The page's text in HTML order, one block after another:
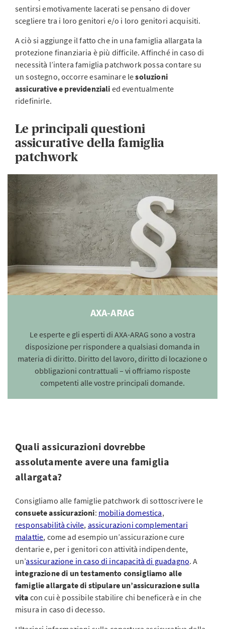
sentirsi emotivamente lacerati se pensano di dover
scegliere tra i loro genitori e/o i loro genitori acquisiti.
A ciò si aggiunge il fatto che in una famiglia allargata la
protezione finanziaria è più difficile. Affinché in caso di
necessità l’intera famiglia patchwork possa contare su
un sostegno, occorre esaminare lesoluzioni
assicurative e previdenziali ed eventualmente
ridefinirle.
Le principali questioni
assicurative della famiglia
patchwork
AXA-ARAG
Le esperte e gli esperti di AXA-ARAG sono a vostra
disposizione per rispondere a qualsiasi domanda in
materia di diritto. Diritto del lavoro, diritto di locazione o
obbligazioni contrattuali – vi offriamo risposte
competenti alle vostre principali domande.
Quali assicurazioni dovrebbe
assolutamente avere una famiglia
allargata?
Consigliamo alle famiglie patchwork di sottoscrivere le
consuete assicurazioni: mobilia domestica,
responsabilità civile, assicurazioni complementari
malattie, come ad esempio un’assicurazione cure
dentarie e, per i genitori con attività indipendente,
un’assicurazione in caso di incapacità di guadagno. A
integrazione di un testamento consigliamo alle
famiglie allargate di stipulare un’assicurazione sulla
vita con cui è possibile stabilire chi beneficerà e in che
misura in caso di decesso.